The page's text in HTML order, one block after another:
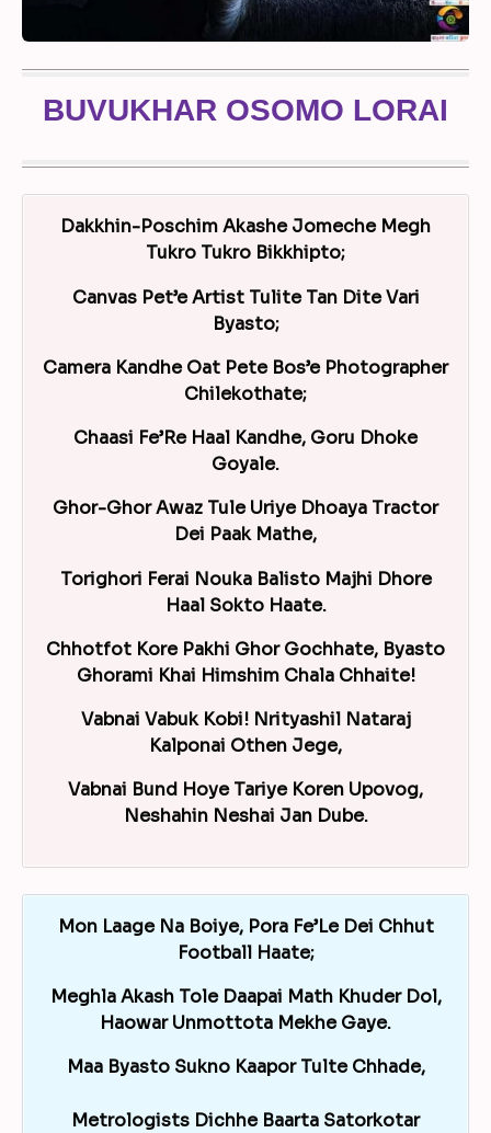
BUVUKHAR OSOMO LORAI
Dakkhin-Poschim Akashe Jomeche Megh
Tukro Tukro Bikkhipto;
Canvas Pet’e Artist Tulite Tan Dite Vari
Byasto;
Camera Kandhe Oat Pete Bos’e Photographer
Chilekothate;
Chaasi Fe’Re Haal Kandhe, Goru Dhoke
Goyale.
Ghor-Ghor Awaz Tule Uriye Dhoaya Tractor
Dei Paak Mathe,
Torighori Ferai Nouka Balisto Majhi Dhore
Haal Sokto Haate.
Chhotfot Kore Pakhi Ghor Gochhate, Byasto
Ghorami Khai Himshim Chala Chhaite!
Vabnai Vabuk Kobi! Nrityashil Nataraj
Kalponai Othen Jege,
Vabnai Bund Hoye Tariye Koren Upovog,
Neshahin Neshai Jan Dube.
Mon Laage Na Boiye, Pora Fe’Le Dei Chhut
Football Haate;
Meghla Akash Tole Daapai Math Khuder Dol,
Haowar Unmottota Mekhe Gaye.
Maa Byasto Sukno Kaapor Tulte Chhade,
Metrologists Dichhe Baarta Satorkotar